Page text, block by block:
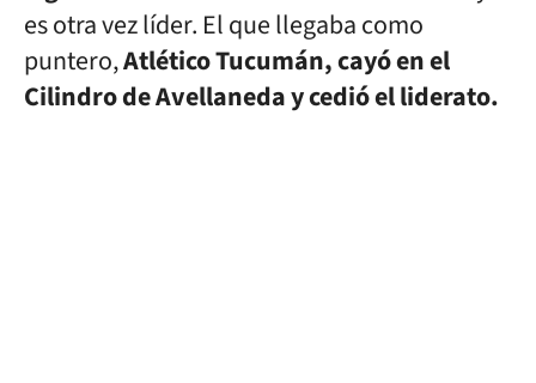
es otra vez líder. El que llegaba como
puntero,Atlético Tucumán, cayó en el
Cilindro de Avellaneda y cedió el liderato.